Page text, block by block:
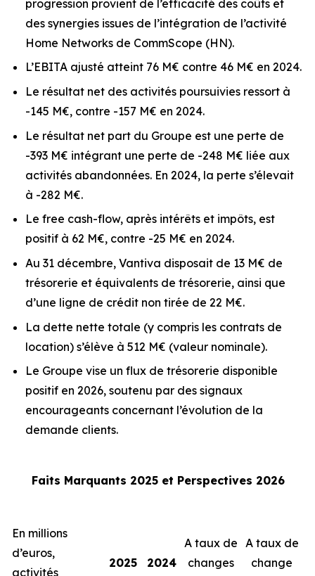
progression provient de l’efficacité des coûts et
des synergies issues de l’intégration de l’activité
Home Networks de CommScope (HN).
L’EBITA ajusté atteint 76 M€ contre 46 M€ en 2024.
Le résultat net des activités poursuivies ressort à
-145 M€, contre -157 M€ en 2024.
Le résultat net part du Groupe est une perte de
-393 M€ intégrant une perte de -248 M€ liée aux
activités abandonnées. En 2024, la perte s’élevait
à -282 M€.
Le free cash-flow, après intérêts et impôts, est
positif à 62 M€, contre -25 M€ en 2024.
Au 31 décembre, Vantiva disposait de 13 M€ de
trésorerie et équivalents de trésorerie, ainsi que
d’une ligne de crédit non tirée de 22 M€.
La dette nette totale (y compris les contrats de
location) s’élève à 512 M€ (valeur nominale).
Le Groupe vise un flux de trésorerie disponible
positif en 2026, soutenu par des signaux
encourageants concernant l’évolution de la
demande clients.
Faits Marquants 2025 et Perspectives 2026
En millions
d’euros,
activités
2025 2024
A taux de
changes
A taux de
change